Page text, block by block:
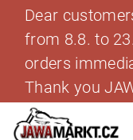
Dear
from 8.8. to
orders
Thank you